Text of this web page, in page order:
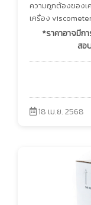
ความถูกต้องของเ
เครื่อง
*ราคาอาจมีก
สอ
18 เม.ย. 2568